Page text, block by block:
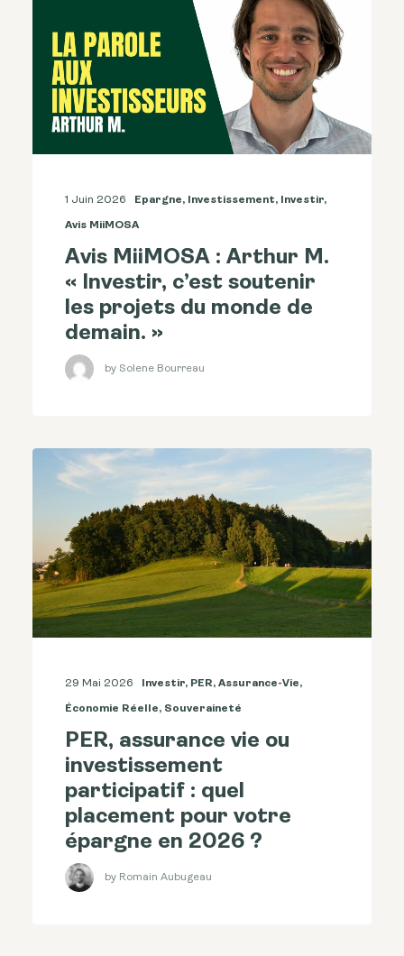
1 Juin 2026 Epargne, Investissement, Investir,
Avis MiiMOSA
Avis MiiMOSA : Arthur M.
« Investir, c’est soutenir
les projets du monde de
demain. »
by Solene Bourreau
29 Mai 2026 Investir, PER, Assurance-Vie,
Économie Réelle, Souveraineté
PER, assurance vie ou
investissement
participatif : quel
placement pour votre
épargne en 2026 ?
by Romain Aubugeau